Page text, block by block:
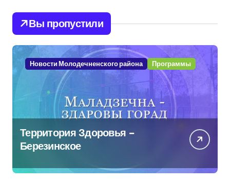
Вы пропустили
Новости Молодечненского района Программы
Территория Здоровья –
Березинское